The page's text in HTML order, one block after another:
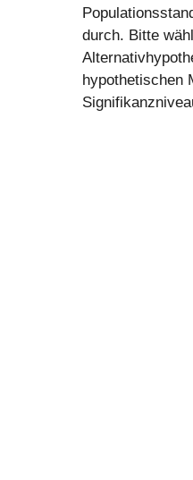
durch. Bitte
hypothetischen